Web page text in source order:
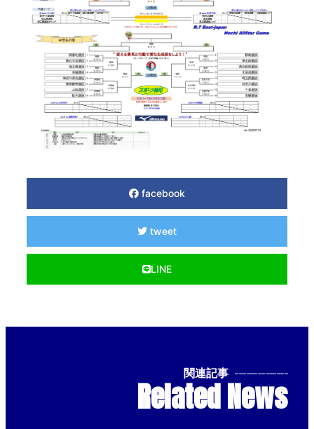
facebook
tweet
LINE
関連記事 --------------
Related News